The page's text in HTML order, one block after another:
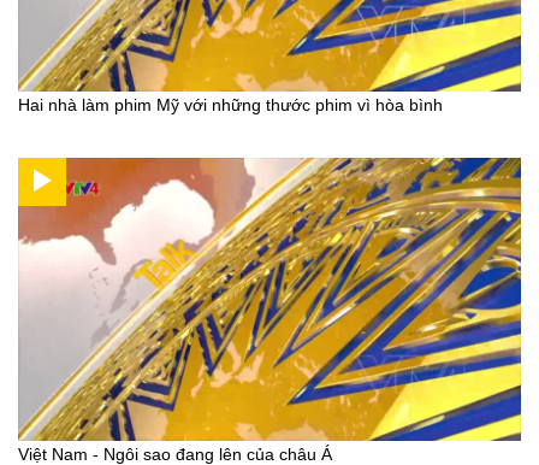
Hai nhà làm phim Mỹ với những thước phim vì hòa bình
Việt Nam - Ngôi sao đang lên của châu Á